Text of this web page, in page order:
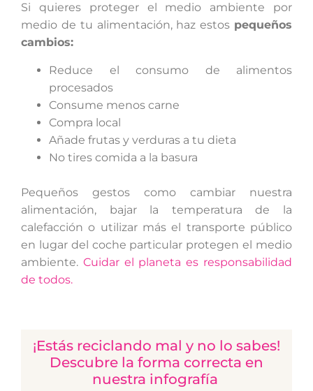
Si quieres proteger el medio ambiente por
medio de tu alimentación, haz estos pequeños
cambios:
Reduce el consumo de alimentos
procesados
Consume menos carne
Compra local
Añade frutas y verduras a tu dieta
No tires comida a la basura
Pequeños gestos como cambiar nuestra
alimentación, bajar la temperatura de la
calefacción o utilizar más el transporte público
en lugar del coche particular protegen el medio
ambiente. Cuidar el planeta es responsabilidad
de todos.
¡Estás reciclando mal y no lo sabes!
Descubre la forma correcta en
nuestra infografía